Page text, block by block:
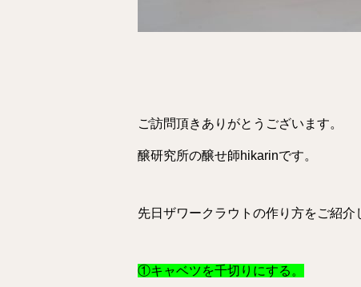
ご訪問頂きありがとうございます。
醸研究所の醸せ師hikarinです。
先日ザワークラウトの作り方をご紹介
①キャベツを千切りにする。